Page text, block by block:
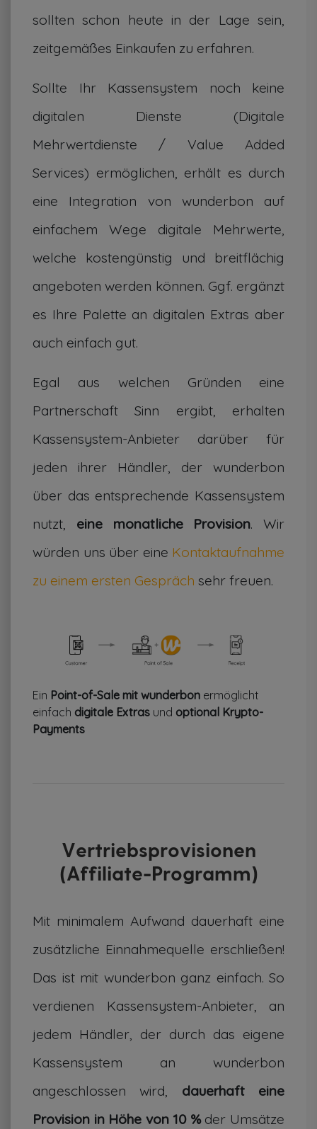
sollten schon heute in der Lage sein,
zeitgemäßes Einkaufen zu erfahren.
Sollte Ihr Kassensystem noch keine
digitalen Dienste (Digitale
Mehrwertdienste / Value Added
Services) ermöglichen, erhält es durch
eine Integration von wunderbon auf
einfachem Wege digitale Mehrwerte,
welche kostengünstig und breitflächig
angeboten werden können. Ggf. ergänzt
es Ihre Palette an digitalen Extras aber
auch einfach gut.
Egal aus welchen Gründen eine
Partnerschaft Sinn ergibt, erhalten
Kassensystem-Anbieter darüber für
jeden ihrer Händler, der wunderbon
über das entsprechende Kassensystem
nutzt, eine monatliche Provision. Wir
würden uns über eine Kontaktaufnahme
zu einem ersten Gespräch sehr freuen.
Ein Point-of-Sale mit wunderbon ermöglicht
einfach digitale Extras und optional Krypto-
Payments
Vertriebsprovisionen
(Affiliate-Programm)
Mit minimalem Aufwand dauerhaft eine
zusätzliche Einnahmequelle erschließen!
Das ist mit wunderbon ganz einfach. So
verdienen Kassensystem-Anbieter, an
jedem Händler, der durch das eigene
Kassensystem an wunderbon
angeschlossen wird, dauerhaft eine
Provision in Höhe von 10 %der Umsätze